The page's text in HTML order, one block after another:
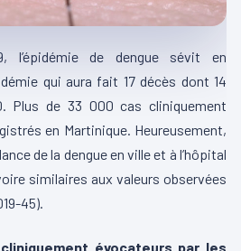
l’épidémie de dengue sévit en
qui aura fait 17 décès dont 14
Plus de 33 000 cas cliniquement
en Martinique. Heureusement,
de la dengue en ville et à l’hôpital
similaires aux valeurs observées
45).
évocateurs par les